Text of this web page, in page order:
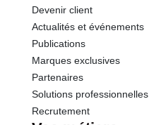
Devenir client
Actualités et événements
Publications
Marques exclusives
Partenaires
Solutions professionnelles
Recrutement